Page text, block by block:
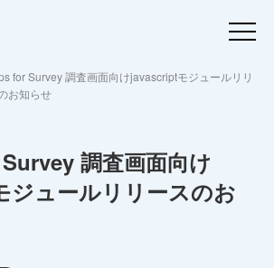
for Survey 調査画面向けjavascriptモジュールリリ
お知らせ
調査画面向け
ュールリリースのお